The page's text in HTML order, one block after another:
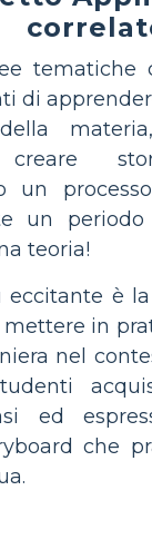
tematiche
di
creare
un
un
teoria!
eccitante è
in
nel
ed
che